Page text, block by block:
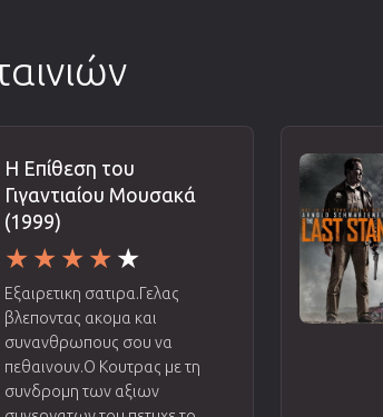
Η Επίθεση του
Γιγαντιαίου Μουσακά
(1999)
Εξαιρετικη σατιρα.Γελας
βλεποντας ακομα και
συνανθρωπους σου να
πεθαινουν.Ο Κουτρας με τη
συνδρομη των αξιων